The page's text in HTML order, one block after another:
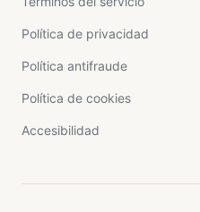
Política de privacidad
Política antifraude
Política de cookies
Accesibilidad